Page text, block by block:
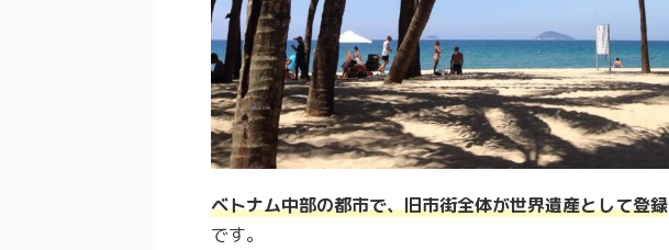
ベトナム中部の都市で、旧市街全体が世界遺産として登録
です。